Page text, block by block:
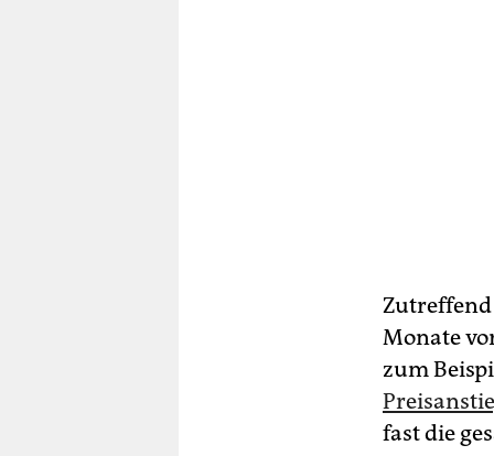
Zutreffend
Monate
zum
fast die